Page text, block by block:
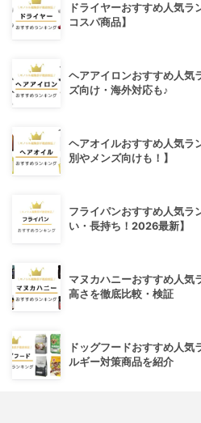
ドライヤーおすすめ人気ラ
コスパ商品】
ヘアアイロンおすすめ人気
ズ向け・海外対応も♪
ヘアオイルおすすめ人気ラ
別やメンズ向けも！】
フライパンおすすめ人気ラ
い・長持ち！2026最新】
マヌカハニーおすすめ人気
高さを徹底比較・検証
ドッグフードおすすめ人
ルギー対策商品を紹介